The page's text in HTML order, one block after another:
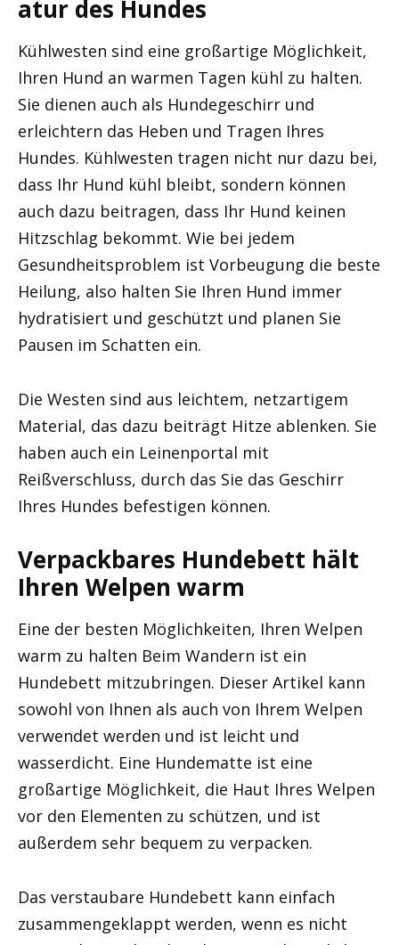
atur des Hundes
Kühlwesten sind eine großartige Möglichkeit,
Ihren Hund an warmen Tagen kühl zu halten.
Sie dienen auch als Hundegeschirr und
erleichtern das Heben und Tragen Ihres
Hundes. Kühlwesten tragen nicht nur dazu bei,
dass Ihr Hund kühl bleibt, sondern können
auch dazu beitragen, dass Ihr Hund keinen
Hitzschlag bekommt. Wie bei jedem
Gesundheitsproblem ist Vorbeugung die beste
Heilung, also halten Sie Ihren Hund immer
hydratisiert und geschützt und planen Sie
Pausen im Schatten ein.
Die Westen sind aus leichtem, netzartigem
Material, das dazu beiträgt Hitze ablenken. Sie
haben auch ein Leinenportal mit
Reißverschluss, durch das Sie das Geschirr
Ihres Hundes befestigen können.
Verpackbares Hundebett hält
Ihren Welpen warm
Eine der besten Möglichkeiten, Ihren Welpen
warm zu halten Beim Wandern ist ein
Hundebett mitzubringen. Dieser Artikel kann
sowohl von Ihnen als auch von Ihrem Welpen
verwendet werden und ist leicht und
wasserdicht. Eine Hundematte ist eine
großartige Möglichkeit, die Haut Ihres Welpen
vor den Elementen zu schützen, und ist
außerdem sehr bequem zu verpacken.
Das verstaubare Hundebett kann einfach
zusammengeklappt werden, wenn es nicht